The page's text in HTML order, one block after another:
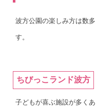
波方公園の楽しみ方は数
す。
ちびっこランド波方
子どもが喜ぶ施設が多く